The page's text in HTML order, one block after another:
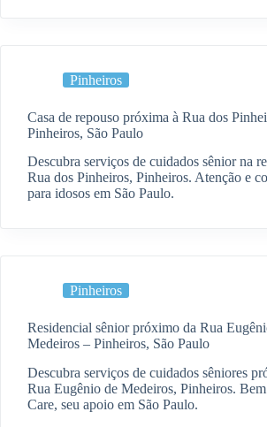
Pinheiros
Casa de repouso próxima à Rua dos
Pinheiros, São Paulo
Descubra serviços de cuidados sênior na
Rua dos Pinheiros, Pinheiros. Atenção e
para idosos em São Paulo.
Pinheiros
Residencial sênior próximo da Rua
Medeiros – Pinheiros, São Paulo
Descubra serviços de cuidados sêniores
Rua Eugênio de Medeiros, Pinheiros.
Care, seu apoio em São Paulo.